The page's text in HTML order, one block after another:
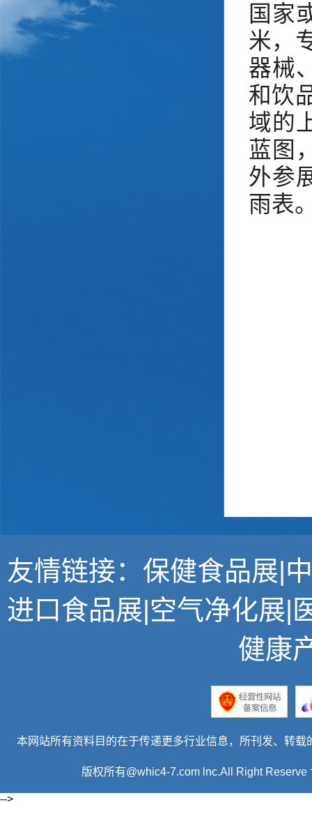
国家
米，
器械
和饮
域的
蓝图
外参
雨表
友情链接： 保健食品展|
进口食品展|空气净化展|
健康
本网站所有资料目的在于传递更多行业信息，所刊发、转
版权所有@whic4-7.com lnc.All Right
-->